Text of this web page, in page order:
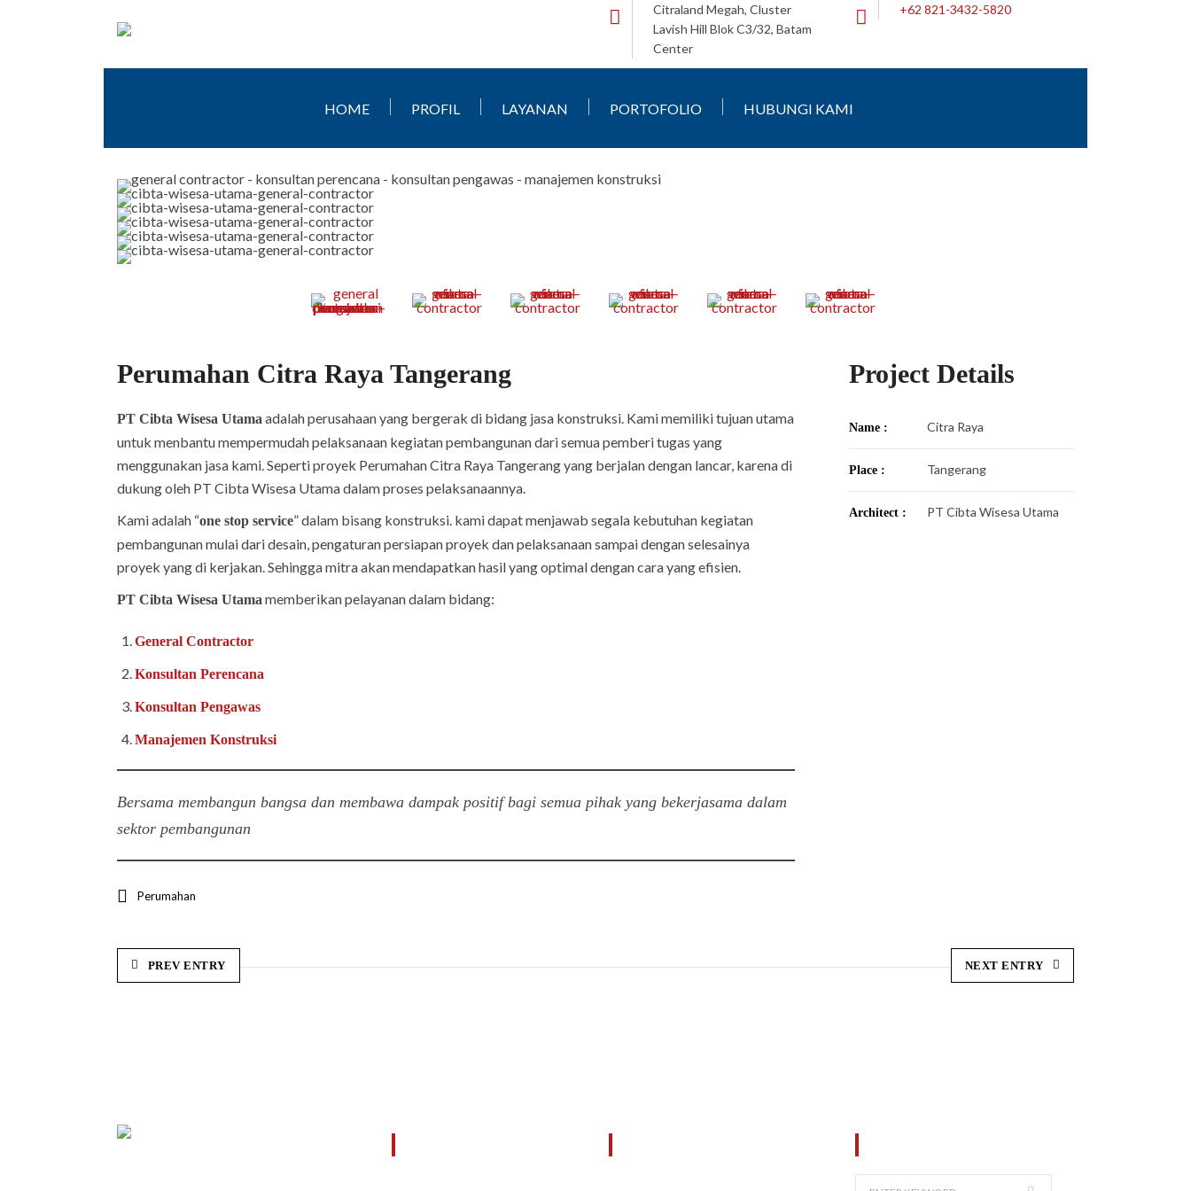
Citraland Megah, Cluster
Lavish Hill Blok C3/32, Batam
Center
+62 821-3432-5820
HOME PROFIL LAYANAN PORTOFOLIO HUBUNGI KAMI
Perumahan Citra Raya Tangerang
PT Cibta Wisesa Utama adalah perusahaan yang bergerak di bidang jasa konstruksi. Kami memiliki tujuan utama
untuk menbantu mempermudah pelaksanaan kegiatan pembangunan dari semua pemberi tugas yang
menggunakan jasa kami. Seperti proyek Perumahan Citra Raya Tangerang yang berjalan dengan lancar, karena di
dukung oleh PT Cibta Wisesa Utama dalam proses pelaksanaannya.
Kami adalah “one stop service” dalam bisang konstruksi. kami dapat menjawab segala kebutuhan kegiatan
pembangunan mulai dari desain, pengaturan persiapan proyek dan pelaksanaan sampai dengan selesainya
proyek yang di kerjakan. Sehingga mitra akan mendapatkan hasil yang optimal dengan cara yang efisien.
PT Cibta Wisesa Utama memberikan pelayanan dalam bidang:
General Contractor
Konsultan Perencana
Konsultan Pengawas
Manajemen Konstruksi
Bersama membangun bangsa dan membawa dampak positif bagi semua pihak yang bekerjasama dalam
sektor pembangunan
Perumahan
Project Details
Name : Citra Raya
Place : Tangerang
Architect : PT Cibta Wisesa Utama
PREV ENTRY NEXT ENTRY